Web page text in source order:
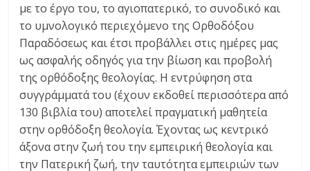
με το έργο του, το αγιοπατερικό, το συνοδικό και
το υμνολογικό περιεχόμενο της Ορθοδόξου
Παραδόσεως και έτσι προβάλλει στις ημέρες μας
ως ασφαλής οδηγός για την βίωση και προβολή
της ορθόδοξης θεολογίας. Η εντρύφηση στα
συγγράμματά του (έχουν εκδοθεί περισσότερα από
130 βιβλία του) αποτελεί πραγματική μαθητεία
στην ορθόδοξη θεολογία. Έχοντας ως κεντρικό
άξονα στην ζωή του την εμπειρική θεολογία και
την Πατερική ζωή, την ταυτότητα εμπειριών των